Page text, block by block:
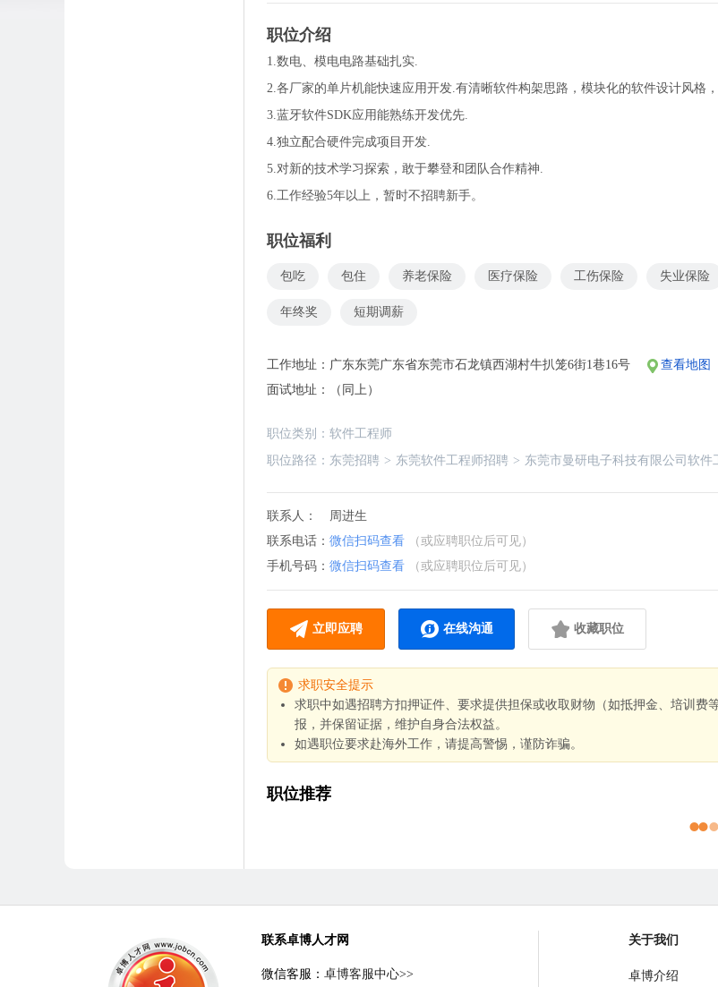
职位介绍
1.数电、模电电路基础扎实.
2.各厂家的单片机能快速应用开发.有清晰软件构架思路，模块化的软件设计风格，
3.蓝牙软件SDK应用能熟练开发优先.
4.独立配合硬件完成项目开发.
5.对新的技术学习探索，敢于攀登和团队合作精神.
6.工作经验5年以上，暂时不招聘新手。
职位福利
包吃 包住 养老保险 医疗保险 工伤保险 失业保险
年终奖 短期调薪
工作地址： 广东东莞广东省东莞市石龙镇西湖村牛扒笼6街1巷16号
查看地图
面试地址：
（同上）
职位类别： 软件工程师
职位路径： 东莞招聘 > 东莞软件工程师招聘 > 东莞市曼研电子科技有限公司软件
联系人：
周进生
联系电话： 微信扫码查看
（或应聘职位后可见）
手机号码： 微信扫码查看 （或应聘职位后可见）
立即应聘 在线沟通 收藏职位
求职安全提示
求职中如遇招聘方扣押证件、要求提供担保或收取财物（如抵押金、培训
报，并保留证据，维护自身合法权益。
如遇职位要求赴海外工作，请提高警惕，谨防诈骗。
职位推荐
联系卓博人才网
微信客服： 卓博客服中心>>
关于我们
卓博介绍